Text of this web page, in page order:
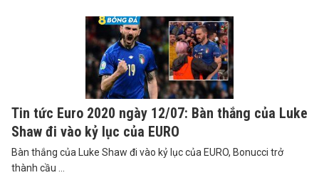
Tin tức Euro 2020 ngày 12/07: Bàn thắng của Luke
Shaw đi vào kỷ lục của EURO
Bàn thắng của Luke Shaw đi vào kỷ lục của EURO, Bonucci trở
thành cầu ...